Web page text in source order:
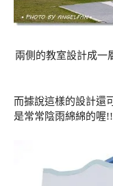
兩側的教室設計成一
而據說這樣的設計還
是常常陰雨綿綿的喔!!